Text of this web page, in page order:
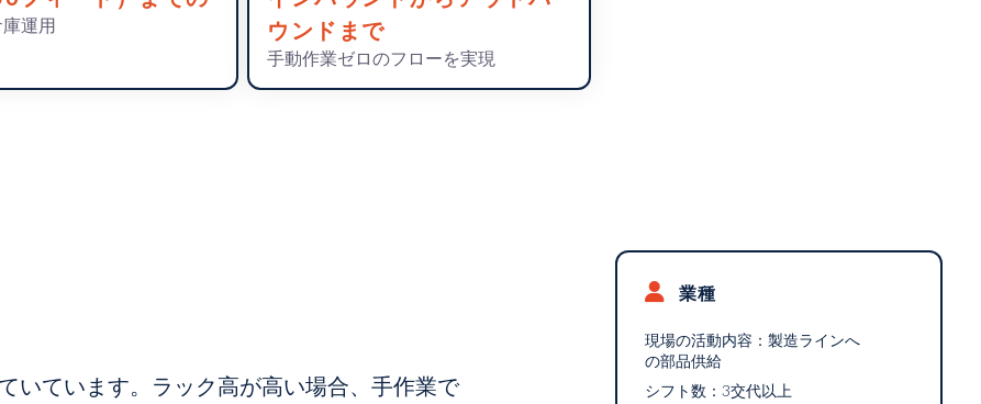
運用
ウンドまで
手動作業ゼロのフローを実現
いています。ラック高が高い場合、手作業で
業種
現場の活動内容： 製造ラインへ
の部品供給
シフト数： 3交代以上